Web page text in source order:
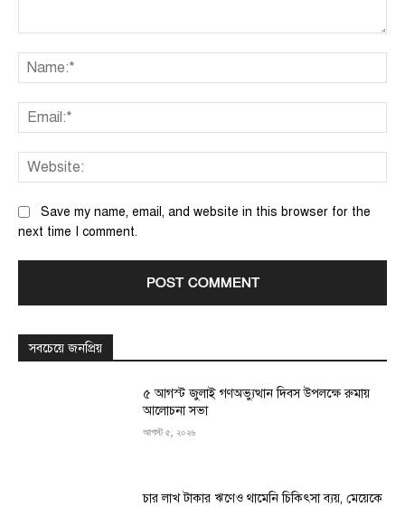
Save my name, email, and website in this browser for the
next time I comment.
সবচেয়ে জনপ্রিয়
৫ আগস্ট জুলাই গণঅভ্যুত্থান দিবস উপলক্ষে রুমায়
আলোচনা সভা
আগস্ট ৫, ২০২৬
চার লাখ টাকার ঋণেও থামেনি চিকিৎসা ব্যয়, মেয়েকে